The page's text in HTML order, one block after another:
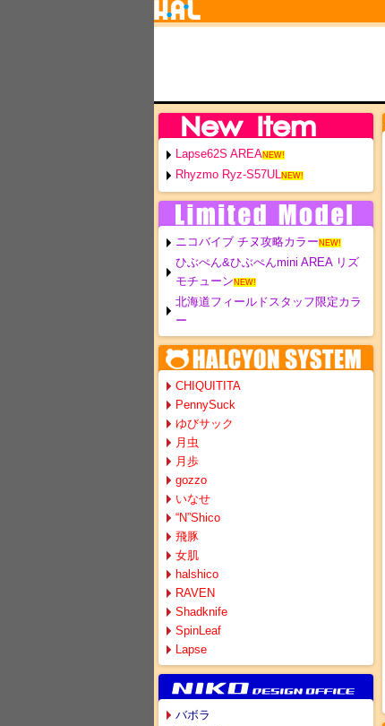
Lapse62S AREANEW!
Rhyzmo Ryz-S57ULNEW!
ニコバイブ チヌ攻略カラー NEW!
ひぶぺん&ひぶぺんmini AREA リズ
モチューン NEW!
北海道フィールドスタッフ限定カラ
ー
CHIQUITITA
PennySuck
ゆびサック
月虫
月歩
gozzo
いなせ
“N”Shico
飛豚
女肌
halshico
RAVEN
Shadknife
SpinLeaf
Lapse
バボラ